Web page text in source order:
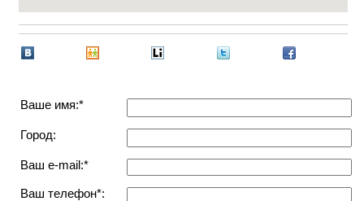
Ваше имя:*
Город:
Ваш e-mail:*
Ваш телефон*: